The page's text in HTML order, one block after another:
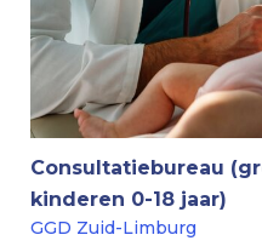
Consultatiebureau
kinderen 0-18 jaar)
GGD Zuid-Limburg